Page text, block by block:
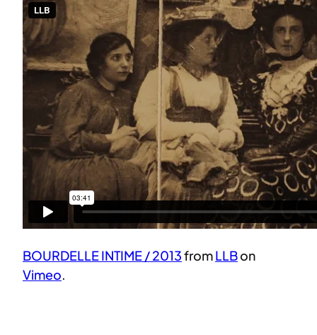
BOURDELLE INTIME / 2013fromLLBon
Vimeo.